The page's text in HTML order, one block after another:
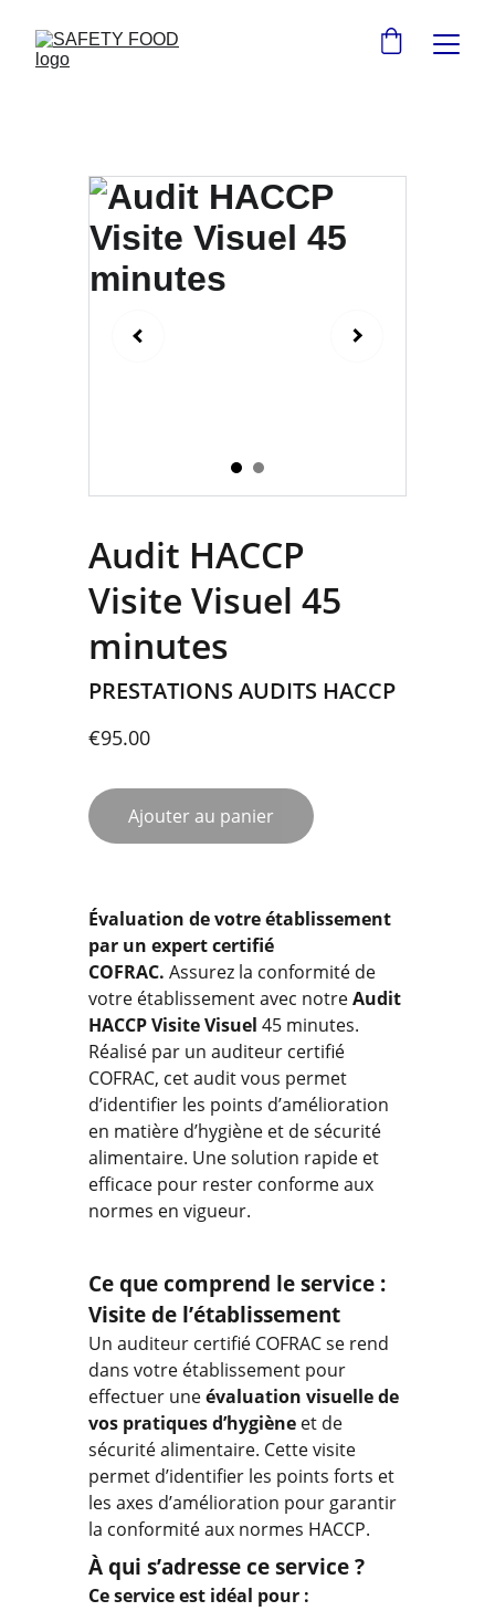
Audit HACCP
Visite Visuel 45
minutes
PRESTATIONS AUDITS HACCP
€95.00
Ajouter au panier
Évaluation de votre établissement
par un expert certifié
COFRAC. Assurez la conformité de
votre établissement avec notreAudit
HACCP Visite Visuel 45 minutes.
Réalisé par un auditeur certifié
COFRAC, cet audit vous permet
d’identifier les points d’amélioration
en matière d’hygiène et de sécurité
alimentaire. Une solution rapide et
efficace pour rester conforme aux
normes en vigueur.
Ce que comprend le service :
Visite de l’établissement
Un auditeur certifié COFRAC se rend
dans votre établissement pour
effectuer uneévaluation visuelle de
vos pratiques d’hygiène et de
sécurité alimentaire. Cette visite
permet d’identifier les points forts et
les axes d’amélioration pour garantir
la conformité aux normes HACCP.
À qui s’adresse ce service ?
Ce service est idéal pour :